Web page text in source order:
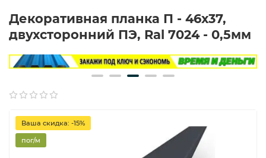
Декоративная планка П - 46х37,
двухсторонний ПЭ, Ral 7024 - 0,5мм
Ваша скидка: -15%
пог/м